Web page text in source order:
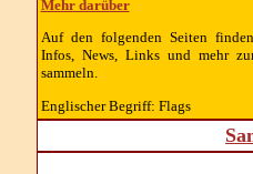
Mehr darüber
Auf den folgenden Seiten
Infos, News, Links und mehr
sammeln.
Englischer Begriff: Flags